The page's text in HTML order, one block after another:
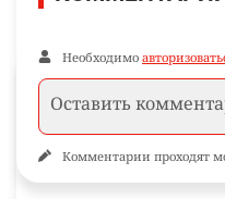
Необходимо
Комментарии проходят